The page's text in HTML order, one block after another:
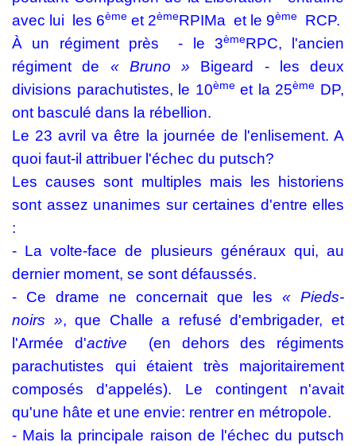
avec lui
les 6ème et 2èmeRPIMa et le 9ème
RCP.
À un régiment près
- le 3èmeRPC, l'ancien
régiment de « Bruno » Bigeard - les deux
divisions parachutistes, le 10èmeet la 25ème DP,
ont basculé dans la rébellion.
Le 23 avril va être la journée de l'enlisement. A
quoi faut-il attribuer l'échec du putsch?
Les causes sont multiples mais les historiens
sont assez unanimes sur certaines d'entre elles
:
- La volte-face de plusieurs généraux qui, au
dernier moment, se sont défaussés.
- Ce drame ne concernait que les « Pieds-
noirs », que Challe a refusé d'embrigader, et
l'Armée d'active
(en dehors des régiments
parachutistes qui étaient très majoritairement
composés d'appelés). Le contingent n'avait
qu'une hâte et une envie: rentrer en métropole.
- Mais la principale raison de l'échec du putsch